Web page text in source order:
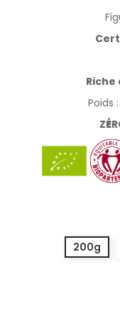
Poids
ZÉ
200g